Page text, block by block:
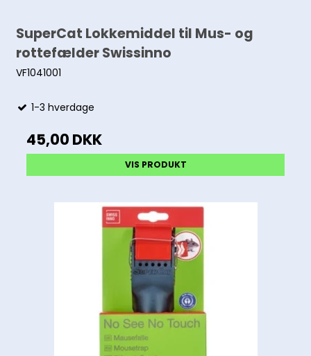
SuperCat Lokkemiddel til Mus- og
rottefælder Swissinno
VF1041001
1-3 hverdage
45,00 DKK
VIS PRODUKT